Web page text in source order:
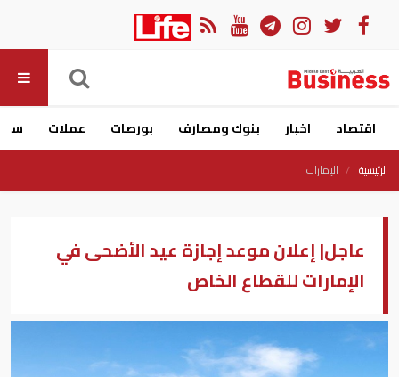
اقتصاد اخبار بنوك ومصارف بورصات عملات
الرئيسية الإمارات
عاجل| إعلان موعد إجازة عيد الأضحى في
الإمارات للقطاع الخاص